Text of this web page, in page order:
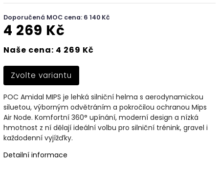
Doporučená MOC cena: 6 140 Kč
4 269 Kč
Naše cena: 4 269 Kč
Zvolte variantu
POC Amidal MIPS je lehká silniční helma s aerodynamickou
siluetou, výborným odvětráním a pokročilou ochranou Mips
Air Node. Komfortní 360° upínání, moderní design a nízká
hmotnost z ní dělají ideální volbu pro silniční trénink, gravel i
každodenní vyjížďky.
Detailní informace